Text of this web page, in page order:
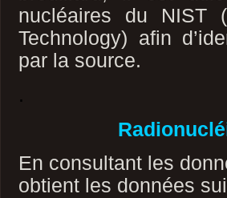
nucléaires du NIST
Technology) afin
par la source.
.
En consultant les
obtient les données